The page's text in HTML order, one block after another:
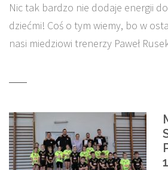
Nic tak bardzo nie dodaje energii
dziećmi! Coś o tym wiemy, bo w
nasi miedziowi trenerzy Paweł